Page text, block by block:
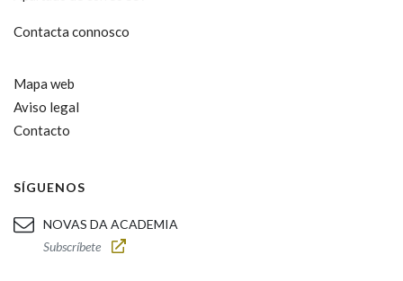
Contacta connosco
Mapa web
Aviso legal
Contacto
SÍGUENOS
NOVAS DA ACADEMIA
Subscríbete